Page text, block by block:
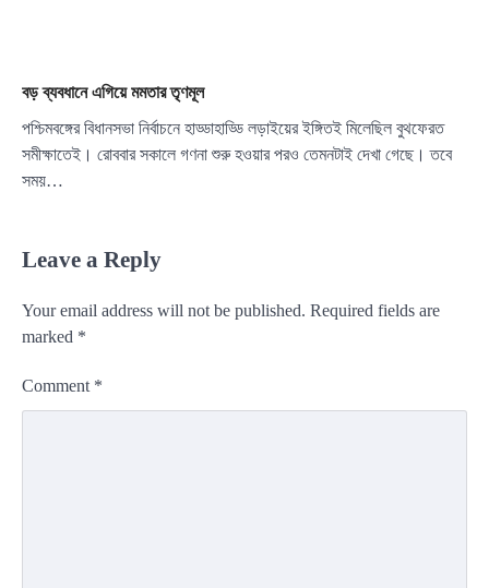
বড় ব্যবধানে এগিয়ে মমতার তৃণমূল
পশ্চিমবঙ্গের বিধানসভা নির্বাচনে হাড্ডাহাড্ডি লড়াইয়ের ইঙ্গিতই মিলেছিল বুথফেরত
সমীক্ষাতেই। রোববার সকালে গণনা শুরু হওয়ার পরও তেমনটাই দেখা গেছে। তবে
সময়…
Leave a Reply
Your email address will not be published. Required fields are
marked *
Comment *